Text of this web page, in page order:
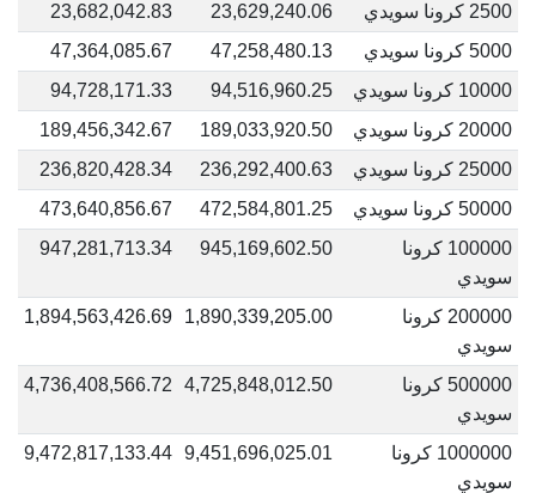
2500 كرونا سويدي
23,629,240.06
23,682,042.83
5000 كرونا سويدي
47,258,480.13
47,364,085.67
10000 كرونا سويدي
94,516,960.25
94,728,171.33
20000 كرونا سويدي
189,033,920.50
189,456,342.67
25000 كرونا سويدي
236,292,400.63
236,820,428.34
50000 كرونا سويدي
472,584,801.25
473,640,856.67
100000 كرونا
سويدي
945,169,602.50
947,281,713.34
200000 كرونا
سويدي
1,890,339,205.00
1,894,563,426.69
500000 كرونا
سويدي
4,725,848,012.50
4,736,408,566.72
1000000 كرونا
سويدي
9,451,696,025.01
9,472,817,133.44